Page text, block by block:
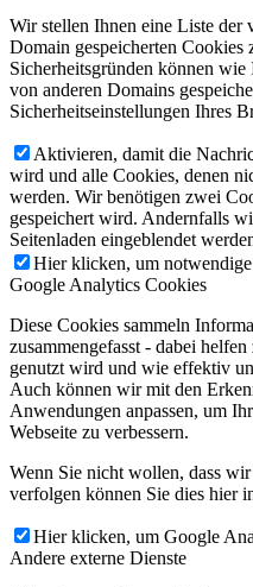
Wir stellen Ihnen eine Liste der
Domain gespeicherten Cookies
Sicherheitsgründen können
von anderen Domains
Sicherheitseinstellungen Ihres
Aktivieren, damit die
wird und alle Cookies, denen
werden. Wir benötigen zwei
gespeichert wird. Andernfalls
Seitenladen eingeblendet
Hier klicken, um
Google Analytics Cookies
Diese Cookies sammeln
zusammengefasst - dabei
genutzt wird und wie effektiv
Auch können wir mit den
Anwendungen anpassen, um
Webseite zu verbessern.
Wenn Sie nicht wollen, dass
verfolgen können Sie dies hier
Hier klicken, um Google
Andere externe Dienste